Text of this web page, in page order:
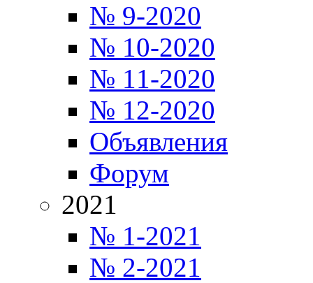
№ 9-2020
№ 10-2020
№ 11-2020
№ 12-2020
Объявления
Форум
2021
№ 1-2021
№ 2-2021